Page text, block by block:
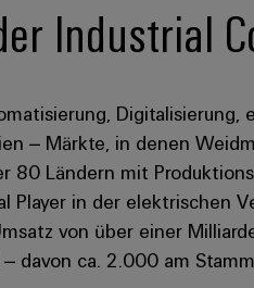
Industrial
Digitalisierung,
– Märkte, in denen
80 Ländern mit
Player in der elektrischen
von über einer
davon ca. 2.000 am